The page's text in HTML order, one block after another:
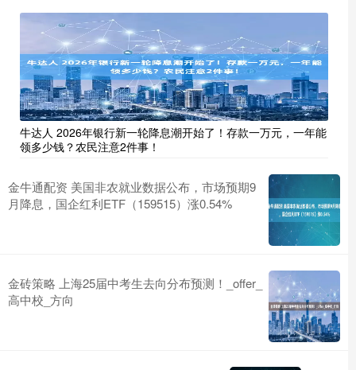
牛达人 2026年银行新一轮降息潮开始了！存款一万元，一年能
领多少钱？农民注意2件事！
金牛通配资 美国非农就业数据公布，市场预期9
月降息，国企红利ETF（159515）涨0.54%
金砖策略 上海25届中考生去向分布预测！_offer_
高中校_方向